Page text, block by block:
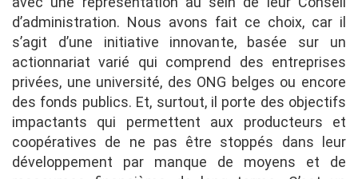
d’administration. Nous avons fait ce choix, car il
s’agit d’une initiative innovante, basée sur un
actionnariat varié qui comprend des entreprises
privées, une université, des ONG belges ou encore
des fonds publics. Et, surtout, il porte des objectifs
impactants qui permettent aux producteurs et
coopératives de ne pas être stoppés dans leur
développement par manque de moyens et de